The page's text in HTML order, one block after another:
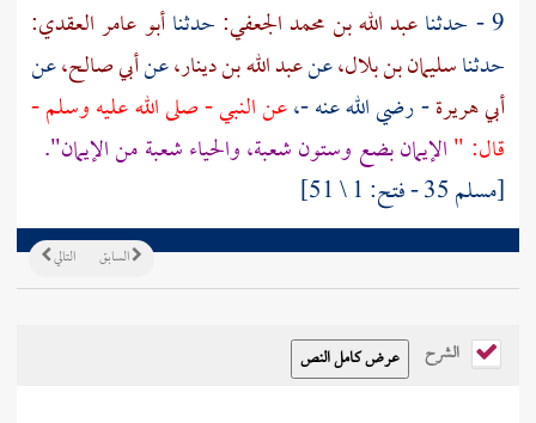
9 - حدثنا
عبد الله بن محمد الجعفي: حدثناأبو عامر العقدي:
حدثناسليمان بن بلال،عنعبد الله بن دينار،عنأبي صالح،عن
أبي هريرة- رضي الله عنه -،عن النبي - صلى الله عليه وسلم -
قال: "الإيمان بضع وستون شعبة، والحياء شعبة من الإيمان".
[مسلم 35 - فتح: 1 \ 51]
التالي السابق
الشرح